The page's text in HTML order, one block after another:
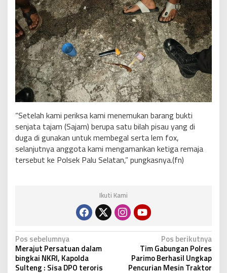
“Setelah kami periksa kami menemukan barang bukti
senjata tajam (Sajam) berupa satu bilah pisau yang di
duga di gunakan untuk membegal serta lem fox,
selanjutnya anggota kami mengamankan ketiga remaja
tersebut ke Polsek Palu Selatan,” pungkasnya.(fn)
Ikuti Kami
N
a
v
Pos sebelumnya
Merajut Persatuan dalam
bingkai NKRI, Kapolda
Sulteng : Sisa DPO teroris
Pos berikutnya
Tim Gabungan Polres
Parimo Berhasil Ungkap
Pencurian Mesin Traktor